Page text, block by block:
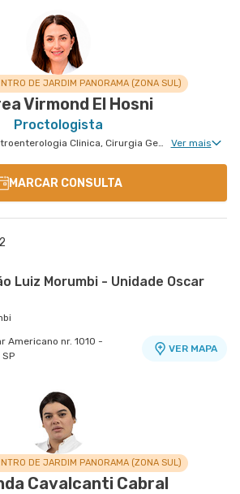
- Jabaquara, Sao Paulo
311 - Vila Buarque, Sao
DE JARDIM PANORAMA (ZONA SUL)
Virmond El Hosni
Proctologista
Proctologia Clinica, Gastroenterologia Clinica, Cirurgia Geral, Cirurgia Bariátrica, Cirurgia do Aparelho Digestivo, Cirurgia Robótica do Aparelho Digestivo, Cirurgia Robótica Geral, Cirurgia Oncológica do Aparelho Digestivo, Cirurgia Robótica Oncológica Ver mais
MARCAR CONSULTA
Luiz Morumbi - Unidade Oscar
Americano nr. 1010 -
VER MAPA
- Jabaquara, Sao Paulo
DE JARDIM PANORAMA (ZONA SUL)
Cavalcanti Cabral